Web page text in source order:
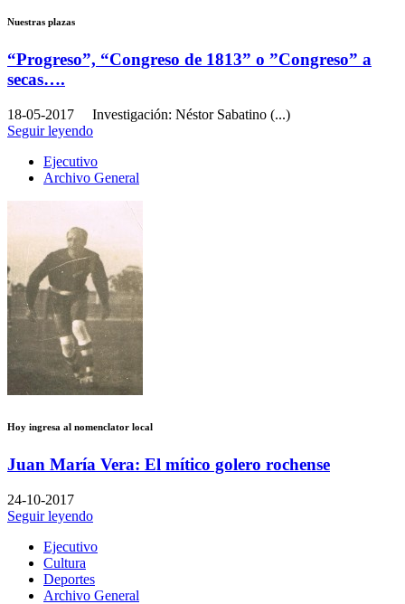
Nuestras plazas
“Progreso”, “Congreso de 1813” o ”Congreso” a
secas….
18-05-2017 Investigación: Néstor Sabatino (...)
Seguir leyendo
Ejecutivo
Archivo General
Hoy ingresa al nomenclator local
Juan María Vera: El mítico golero rochense
24-10-2017
Seguir leyendo
Ejecutivo
Cultura
Deportes
Archivo General